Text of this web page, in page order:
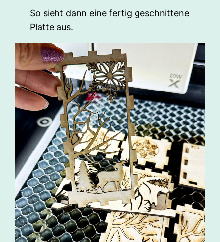
So sieht dann eine fertig geschnittene
Platte aus.